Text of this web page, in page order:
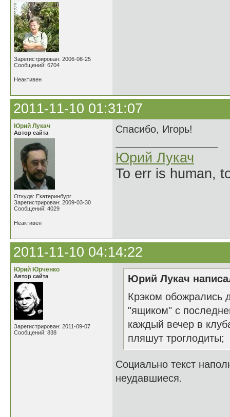
Зарегистрирован: 2006-08-25
Сообщений: 6704
Неактивен
2011-11-10 01:31:07
Юрий Лукач
Автор сайта
Откуда: Екатеринбург
Зарегистрирован: 2009-03-30
Сообщений: 4029
Спасибо, Игорь!
Юрий Лукач
To err is human,
Неактивен
2011-11-10 04:14:22
Юрий Юрченко
Автор сайта
Зарегистрирован: 2011-09-07
Сообщений: 838
Юрий Лукач
Крэком обожрались
"ящиком" с
каждый вечер в
пляшут троглодиты;
Социально текст
неудавшиеся.